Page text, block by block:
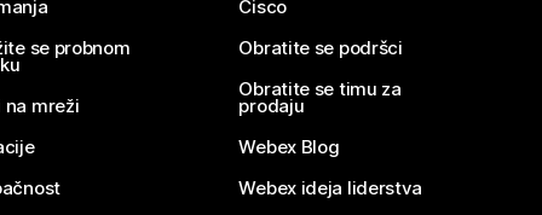
se probnom
na mreži
Cisco
Obratite se podršci
Obratite se timu za
prodaju
Webex Blog
Webex ideja liderstva